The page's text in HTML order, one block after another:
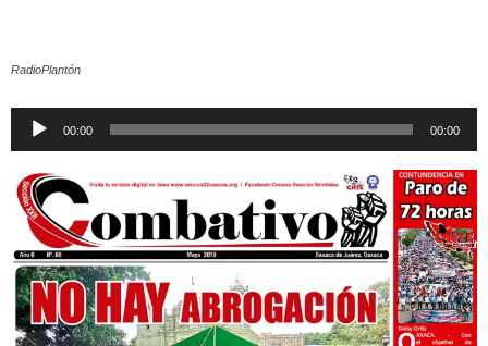
RadioPlantón
Reproductor
00:00 00:00